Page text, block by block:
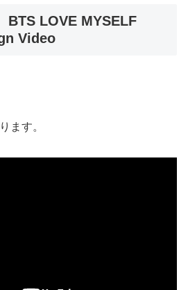
LOVE MYSELF
Video
ます。